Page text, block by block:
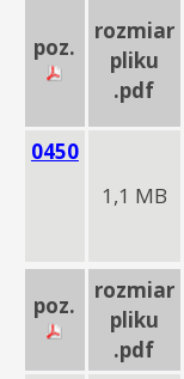
poz.
rozmiar
pliku
.pdf
0450
1,1 MB
poz.
rozmiar
pliku
.pdf